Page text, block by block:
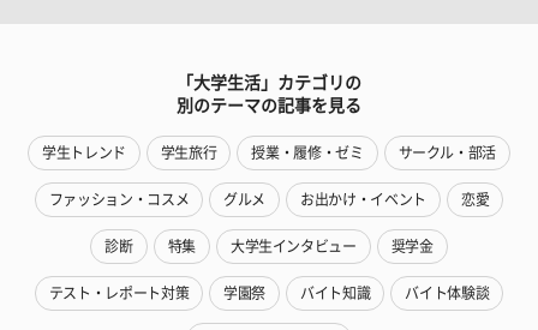
「大学生活」カテゴリの
別のテーマの記事を見る
学生トレンド 学生旅行 授業・履修・ゼミ サークル・部活
ファッション・コスメ グルメ お出かけ・イベント 恋愛
診断 特集 大学生インタビュー 奨学金
テスト・レポート対策 学園祭 バイト知識 バイト体験談